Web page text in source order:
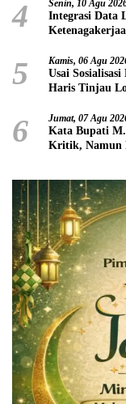
4 Senin, 10 Agu
Integrasi Data
5 Kamis, 06 Agu
Usai
Haris Tinjau
6 Jumat, 07 Agu
Kata Bupati
Kritik, Namun